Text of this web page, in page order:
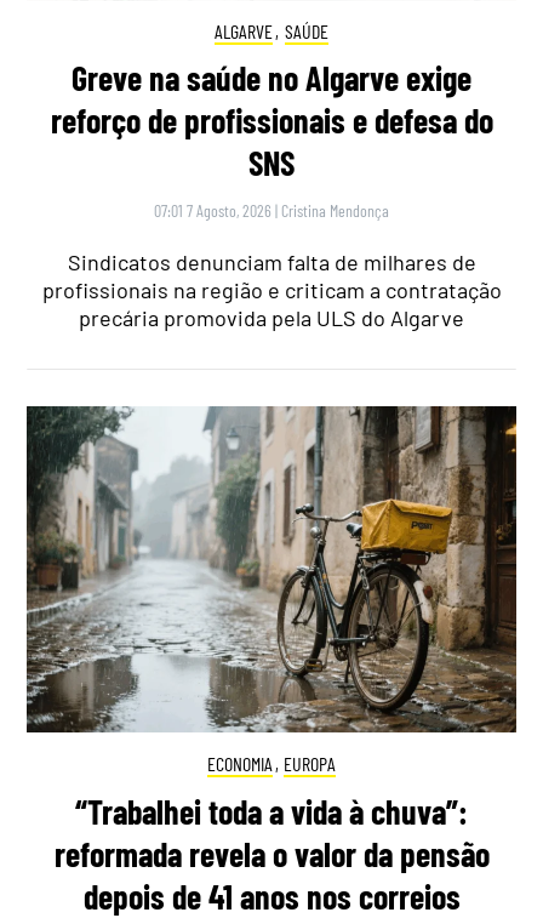
ALGARVE, SAÚDE
Greve na saúde no Algarve exige
reforço de profissionais e defesa do
SNS
07:01 7 Agosto, 2026 | Cristina Mendonça
Sindicatos denunciam falta de milhares de
profissionais na região e criticam a contratação
precária promovida pela ULS do Algarve
ECONOMIA , EUROPA
“Trabalhei toda a vida à chuva”:
reformada revela o valor da pensão
depois de 41 anos nos correios